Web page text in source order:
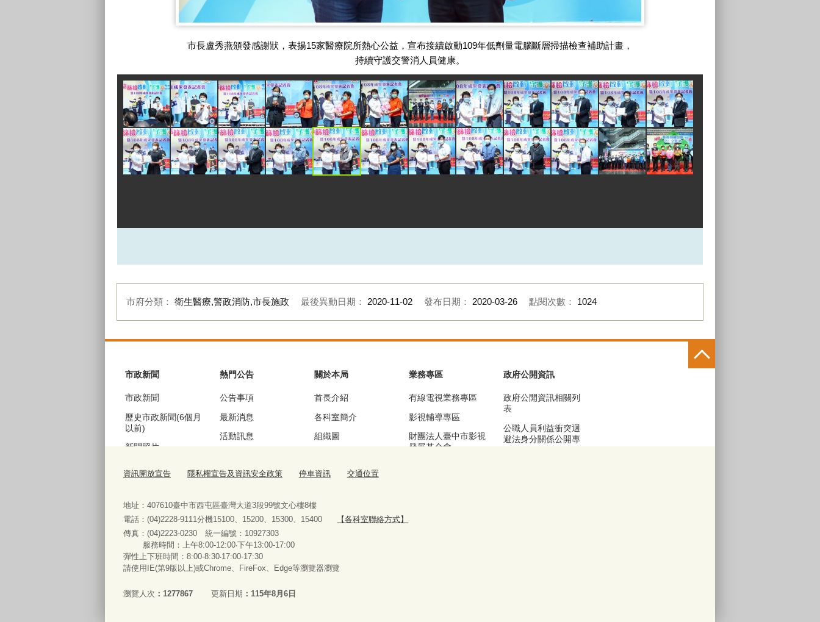
市長盧秀燕頒發感謝狀，表揚15家醫療院所熱心公益，宣布接續啟動109年低劑量電腦斷層掃描檢查補助計畫，
持續守護交警消人員健康。
市府分類： 衛生醫療,警政消防,市長施政 最後異動日期： 2020-11-02 發布日期： 2020-03-26 點閱次數： 1024
市政新聞
市政新聞
歷史市政新聞(6個月
以前)
新聞照片
以前)
熱門公告
公告事項
最新消息
活動訊息
公聽會訊息
關於本局
首長介紹
各科室簡介
組織圖
交通位置
業務專區
有線電視業務專區
影視輔導專區
財團法人臺中市影視
發展基金會
政府公開資訊
政府公開資訊相關列
表
公職人員利益衝突迴
避法身分關係公開專
便民服務
法規查詢
表單下載與申辦
資訊開放宣告 隱私權宣告及資訊安全政策 停車資訊 交通位置
地址：407610臺中市西屯區臺灣大道3段99號文心樓8樓
電話：(04)2228-9111分機15100、15200、15300、15400
【各科室聯絡方式】
傳真：(04)2223-0230 統一編號 ： 10927303
服務時間：上午8:00-12:00‧下午13:00-17:00
彈性上下班時間：8:00-8:30‧17:00-17:30
請使用IE(第9版以上)或Chrome、FireFox、Edge等瀏覽器瀏覽
瀏覽人次 1277867 更新日期 115年8月6日